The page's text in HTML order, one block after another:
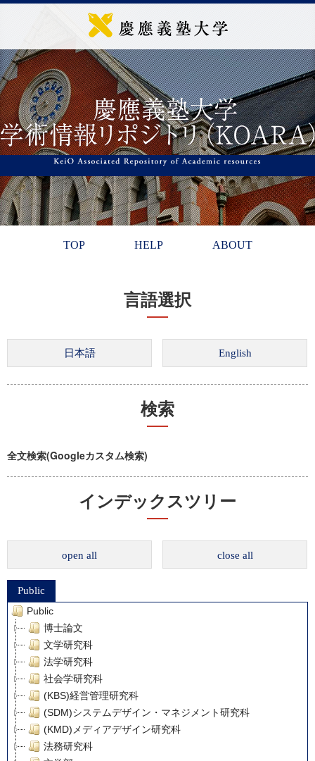
TOP HELP ABOUT
言語選択
検索
全文検索(Googleカスタム検索)
インデックスツリー
open all close all
Public
Public
博士論文
文学研究科
法学研究科
社会学研究科
(KBS)経営管理研究科
(SDM)システムデザイン・マネジメント研究科
(KMD)メディアデザイン研究科
法務研究科